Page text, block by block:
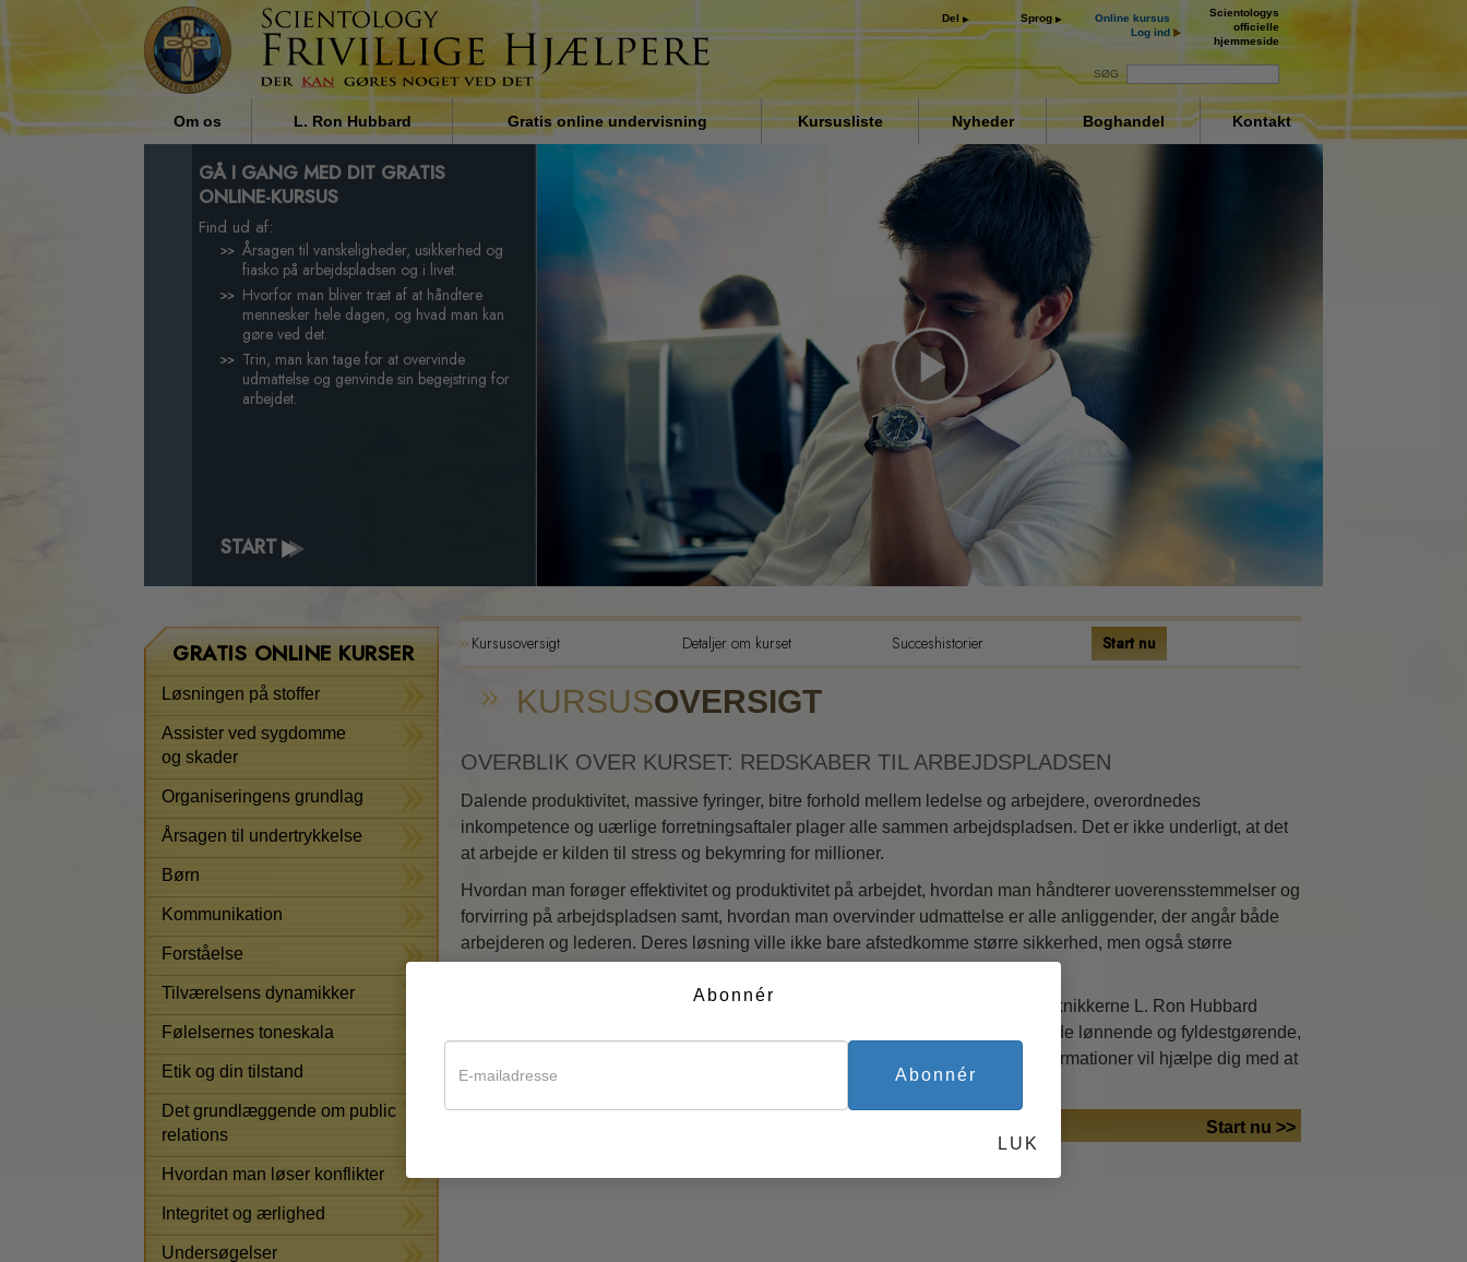
Del Sprog
Online kursus
Log ind
Scientologys
officielle
hjemmeside
SØG
Om os
Hvem er de Frivillige Hjælpere?
Hvorfor hjælper vi?
L. Ron Hubbard
Religionens indflydelse i
samfundet af L. Ron Hubbard
Gratis online undervisning Kursusliste
Løsningen på stoffer
Assister ved sygdomme og
Organiseringens grundlag
Årsagen til undertrykkelse
Børn
Kommunikation
Forståelse
Tilværelsens dynamikker
Følelsernes toneskala
Det grundlæggende om public
relations
Hvordan man løser konflikter
Integritet og ærlighed
Undersøgelser
Ægteskab
Løsninger til hjælp mod de
farlige omgivelser
Mål og targets
Nyheder Boghandel Kontakt
Play
Video
GÅ I GANG MED DIT GRATIS
ONLINE-KURSUS
Find ud af:
Årsagen til vanskeligheder, usikkerhed og
fiasko på arbejdspladsen og i livet.
Hvorfor man bliver træt af at håndtere
mennesker hele dagen, og hvad man kan
gøre ved det.
Trin, man kan tage for at overvinde
udmattelse og genvinde sin begejstring for
arbejdet.
START
Kursusoversigt Detaljer om kurset Succeshistorier Start nu
KURSUSOVERSIGT
OVERBLIK OVER KURSET: REDSKABER TIL ARBEJDSPLADSEN
Dalende produktivitet, massive fyringer, bitre forhold mellem ledelse og arbejdere, overordnedes
inkompetence og uærlige forretningsaftaler plager alle sammen arbejdspladsen. Det er ikke underligt, at det
at arbejde er kilden til stress og bekymring for millioner.
Hvordan man forøger effektivitet og produktivitet på arbejdet, hvordan man håndterer uoverensstemmelser og
forvirring på arbejdspladsen samt, hvordan man overvinder udmattelse er alle anliggender, der angår både
arbejderen og lederen. Deres løsning ville ikke bare afstedkomme større sikkerhed, men også større
Dette kursus og det tilhørende hæfte indeholder nogle af hovedreglerne og teknikkerne L. Ron Hubbard
udviklede til anvendelse på arbejdspladsen. Arbejde, ikke alene kan være både lønnende og fyldestgørende,
men som hovedaktiviteten i vores liv, så bør det være det. Brugen af disse informationer vil hjælpe dig med at
opnå netop dette.
Start nu >>
GRATIS ONLINE KURSER
Løsningen på stoffer
Assister ved sygdomme
og skader
Organiseringens grundlag
Årsagen til undertrykkelse
Børn
Kommunikation
Forståelse
Tilværelsens dynamikker
Følelsernes toneskala
Etik og din tilstand
Det grundlæggende om public
relations
Hvordan man løser konflikter
Integritet og ærlighed
Undersøgelser
Abonnér
Abonnér
LUK